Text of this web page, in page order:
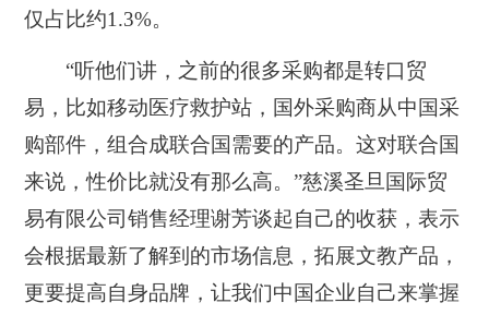
仅占比约1.3%。
“听他们讲，之前的很多采购都是转口贸
易，比如移动医疗救护站，国外采购商从中国采
购部件，组合成联合国需要的产品。这对联合国
来说，性价比就没有那么高。”慈溪圣旦国际贸
易有限公司销售经理谢芳谈起自己的收获，表示
会根据最新了解到的市场信息，拓展文教产品，
更要提高自身品牌，让我们中国企业自己来掌握